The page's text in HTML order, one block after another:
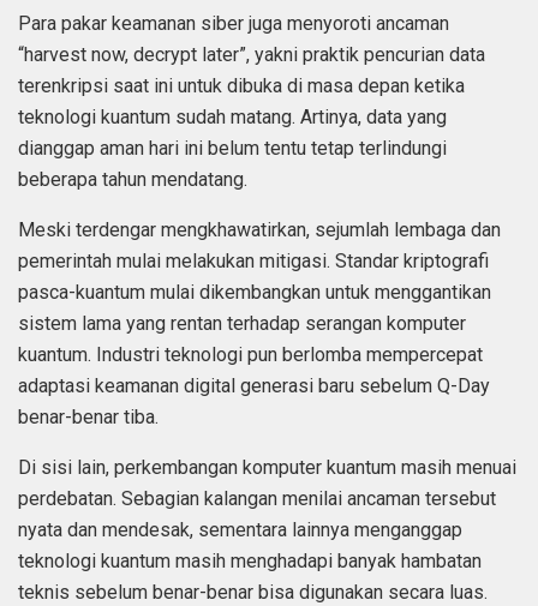
Para pakar keamanan siber juga menyoroti ancaman
“harvest now, decrypt later”, yakni praktik pencurian data
terenkripsi saat ini untuk dibuka di masa depan ketika
teknologi kuantum sudah matang. Artinya, data yang
dianggap aman hari ini belum tentu tetap terlindungi
beberapa tahun mendatang.
Meski terdengar mengkhawatirkan, sejumlah lembaga dan
pemerintah mulai melakukan mitigasi. Standar kriptografi
pasca-kuantum mulai dikembangkan untuk menggantikan
sistem lama yang rentan terhadap serangan komputer
kuantum. Industri teknologi pun berlomba mempercepat
adaptasi keamanan digital generasi baru sebelum Q-Day
benar-benar tiba.
Di sisi lain, perkembangan komputer kuantum masih menuai
perdebatan. Sebagian kalangan menilai ancaman tersebut
nyata dan mendesak, sementara lainnya menganggap
teknologi kuantum masih menghadapi banyak hambatan
teknis sebelum benar-benar bisa digunakan secara luas.